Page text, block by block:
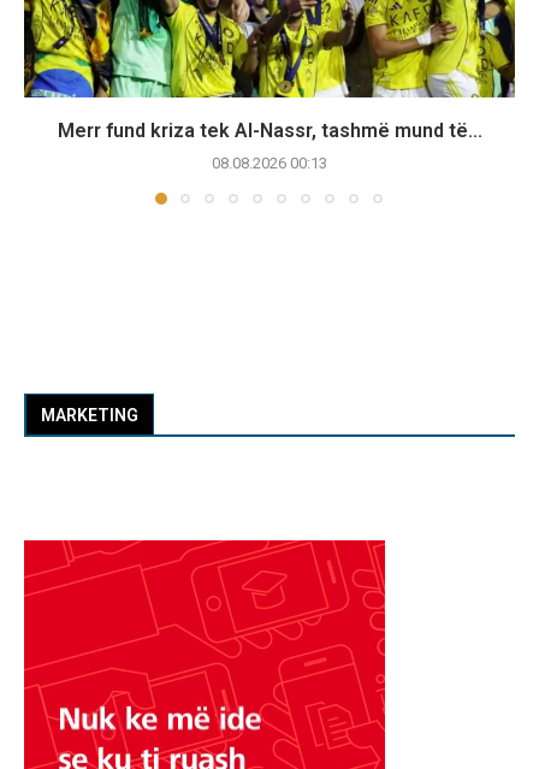
Merr fund kriza tek Al-Nassr, tashmë mund të...
08.08.2026 00:13
MARKETING